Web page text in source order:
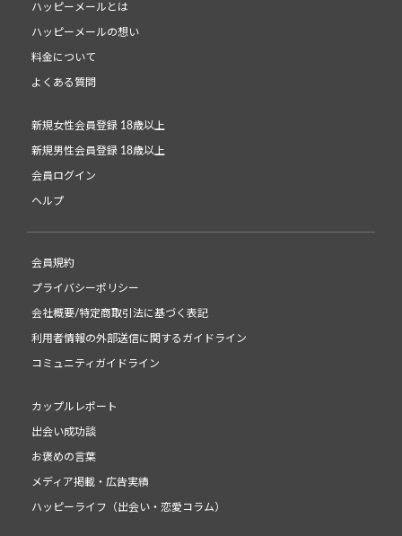
ハッピーメールとは
ハッピーメールの想い
料金について
よくある質問
新規女性会員登録 18歳以上
新規男性会員登録 18歳以上
会員ログイン
ヘルプ
会員規約
プライバシーポリシー
会社概要/特定商取引法に基づく表記
利用者情報の外部送信に関するガイドライン
コミュニティガイドライン
カップルレポート
出会い成功談
お褒めの言葉
メディア掲載・広告実績
ハッピーライフ（出会い・恋愛コラム）